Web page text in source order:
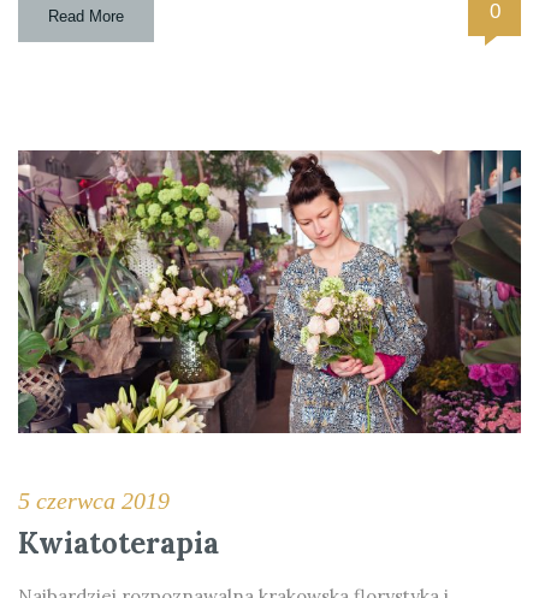
Read More 0
5 czerwca 2019
Kwiatoterapia